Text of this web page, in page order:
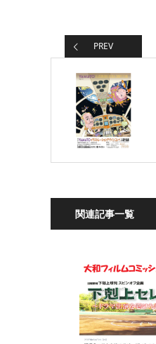
PREV
関連記事一覧